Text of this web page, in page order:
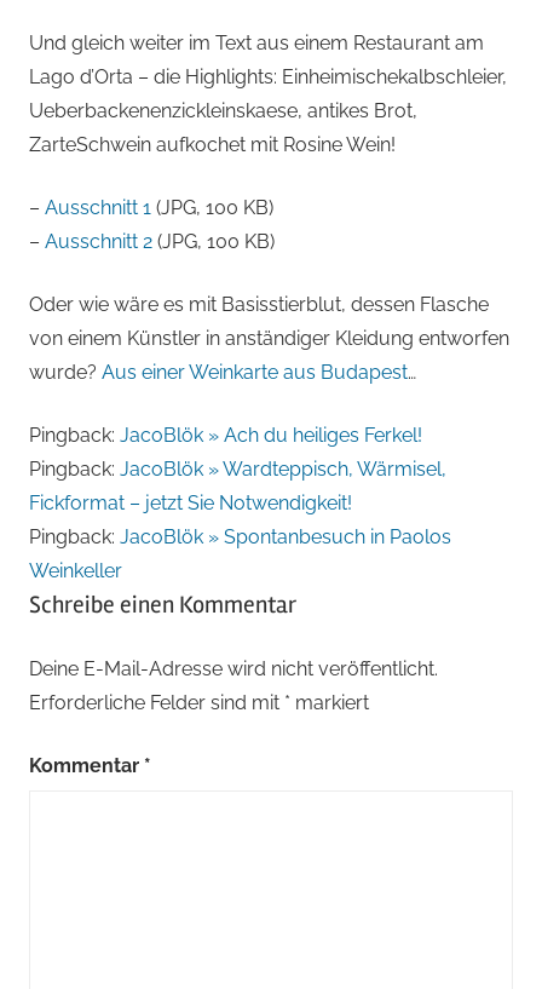
Und gleich weiter im Text aus einem Restaurant am
Lago d’Orta – die Highlights: Einheimischekalbschleier,
Ueberbackenenzickleinskaese, antikes Brot,
ZarteSchwein aufkochet mit Rosine Wein!
– Ausschnitt 1 (JPG, 100 KB)
– Ausschnitt 2 (JPG, 100 KB)
Oder wie wäre es mit Basisstierblut, dessen Flasche
von einem Künstler in anständiger Kleidung entworfen
wurde? Aus einer Weinkarte aus Budapest…
Pingback: JacoBlök » Ach du heiliges Ferkel!
Pingback: JacoBlök » Wardteppisch, Wärmisel,
Fickformat – jetzt Sie Notwendigkeit!
Pingback: JacoBlök » Spontanbesuch in Paolos
Weinkeller
Schreibe einen Kommentar
Deine E-Mail-Adresse wird nicht veröffentlicht.
Erforderliche Felder sind mit * markiert
Kommentar *